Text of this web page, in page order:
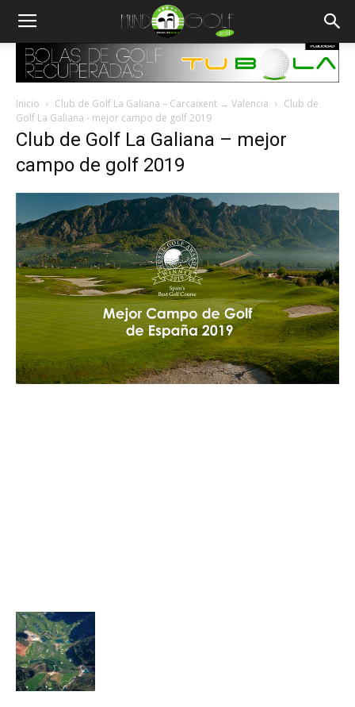
Inicio Club de Golf La Galiana – Carcaixent → Valencia
Club de
Golf La Galiana - mejor campo de golf 2019
Club de Golf La Galiana – mejor
campo de golf 2019